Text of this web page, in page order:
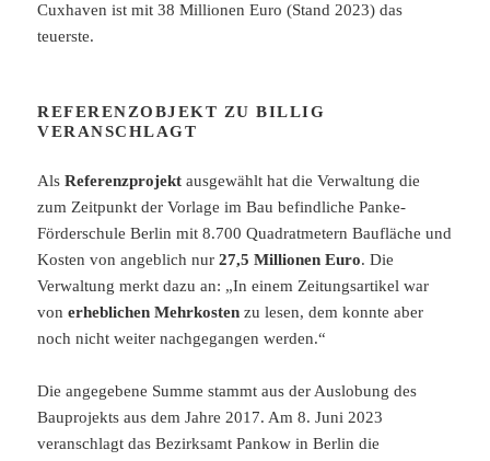
Cuxhaven ist mit 38 Millionen Euro (Stand 2023) das
teuerste.
REFERENZOBJEKT ZU BILLIG
VERANSCHLAGT
AlsReferenzprojektausgewählt hat die Verwaltung die
zum Zeitpunkt der Vorlage im Bau befindliche Panke-
Förderschule Berlin mit 8.700 Quadratmetern Baufläche und
Kosten von angeblich nur27,5 Millionen Euro. Die
Verwaltung merkt dazu an: „In einem Zeitungsartikel war
vonerheblichen Mehrkosten zu lesen, dem konnte aber
noch nicht weiter nachgegangen werden.“
Die angegebene Summe stammt aus der Auslobung des
Bauprojekts aus dem Jahre 2017. Am 8. Juni 2023
veranschlagt das Bezirksamt Pankow in Berlin die